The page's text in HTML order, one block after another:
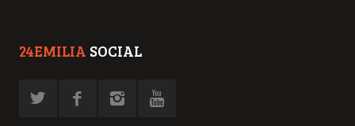
24EMILIA SOCIAL